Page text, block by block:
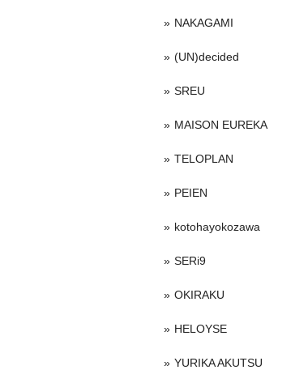
NAKAGAMI
(UN)decided
SREU
MAISON EUREKA
TELOPLAN
PEIEN
kotohayokozawa
SERi9
OKIRAKU
HELOYSE
YURIKA AKUTSU